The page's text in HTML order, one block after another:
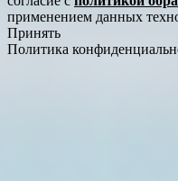
применением данных
Принять
Политика